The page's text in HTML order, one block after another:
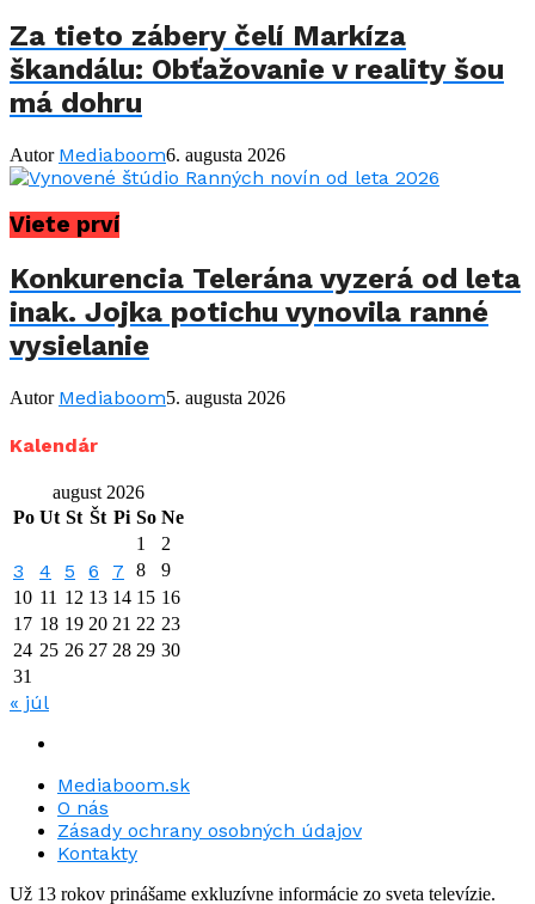
Za tieto zábery čelí Markíza
škandálu: Obťažovanie v reality šou
má dohru
Autor Mediaboom6. augusta 2026
Viete prví
Konkurencia Telerána vyzerá od leta
inak. Jojka potichu vynovila ranné
vysielanie
Autor Mediaboom5. augusta 2026
Kalendár
august 2026
Po Ut St Št Pi So Ne
1
2
3 4 5 6 7 8
9
10 11 12 13 14 15 16
17 18 19 20 21 22 23
24 25 26 27 28 29 30
31
« júl
Mediaboom.sk
O nás
Zásady ochrany osobných údajov
Kontakty
Už 13 rokov prinášame exkluzívne informácie zo sveta televízie.